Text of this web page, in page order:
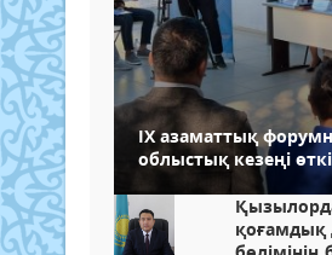
ІХ азаматтық
облыстық кезеңі
қоғамдық